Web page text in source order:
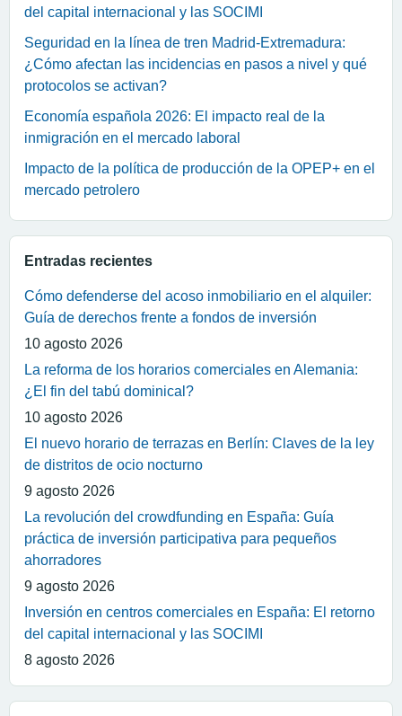
del capital internacional y las SOCIMI
Seguridad en la línea de tren Madrid-Extremadura:
¿Cómo afectan las incidencias en pasos a nivel y qué
protocolos se activan?
Economía española 2026: El impacto real de la
inmigración en el mercado laboral
Impacto de la política de producción de la OPEP+ en el
mercado petrolero
Entradas recientes
Cómo defenderse del acoso inmobiliario en el alquiler:
Guía de derechos frente a fondos de inversión
10 agosto 2026
La reforma de los horarios comerciales en Alemania:
¿El fin del tabú dominical?
10 agosto 2026
El nuevo horario de terrazas en Berlín: Claves de la ley
de distritos de ocio nocturno
9 agosto 2026
La revolución del crowdfunding en España: Guía
práctica de inversión participativa para pequeños
ahorradores
9 agosto 2026
Inversión en centros comerciales en España: El retorno
del capital internacional y las SOCIMI
8 agosto 2026